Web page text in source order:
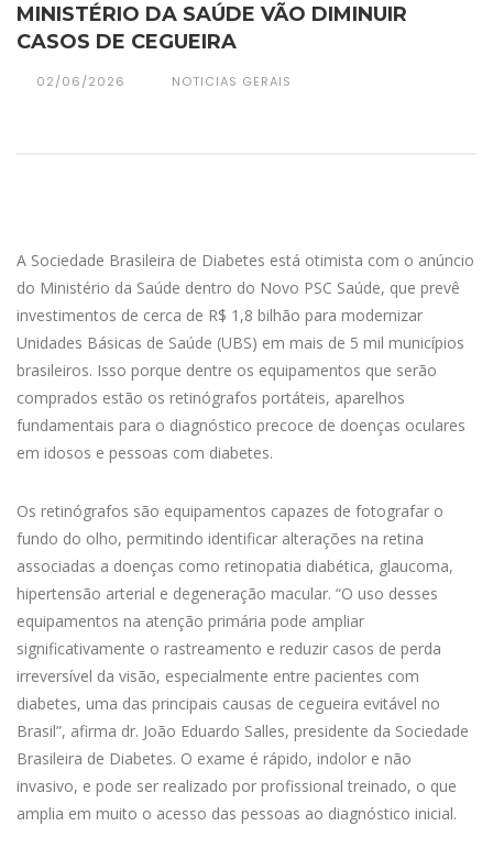
MINISTÉRIO DA SAÚDE VÃO DIMINUIR
CASOS DE CEGUEIRA
02/06/2026 NOTICIAS GERAIS
A Sociedade Brasileira de Diabetes está otimista com o anúncio
do Ministério da Saúde dentro do Novo PSC Saúde, que prevê
investimentos de cerca de R$ 1,8 bilhão para modernizar
Unidades Básicas de Saúde (UBS) em mais de 5 mil municípios
brasileiros. Isso porque dentre os equipamentos que serão
comprados estão os retinógrafos portáteis, aparelhos
fundamentais para o diagnóstico precoce de doenças oculares
em idosos e pessoas com diabetes.
Os retinógrafos são equipamentos capazes de fotografar o
fundo do olho, permitindo identificar alterações na retina
associadas a doenças como retinopatia diabética, glaucoma,
hipertensão arterial e degeneração macular. “O uso desses
equipamentos na atenção primária pode ampliar
significativamente o rastreamento e reduzir casos de perda
irreversível da visão, especialmente entre pacientes com
diabetes, uma das principais causas de cegueira evitável no
Brasil”, afirma dr. João Eduardo Salles, presidente da Sociedade
Brasileira de Diabetes. O exame é rápido, indolor e não
invasivo, e pode ser realizado por profissional treinado, o que
amplia em muito o acesso das pessoas ao diagnóstico inicial.